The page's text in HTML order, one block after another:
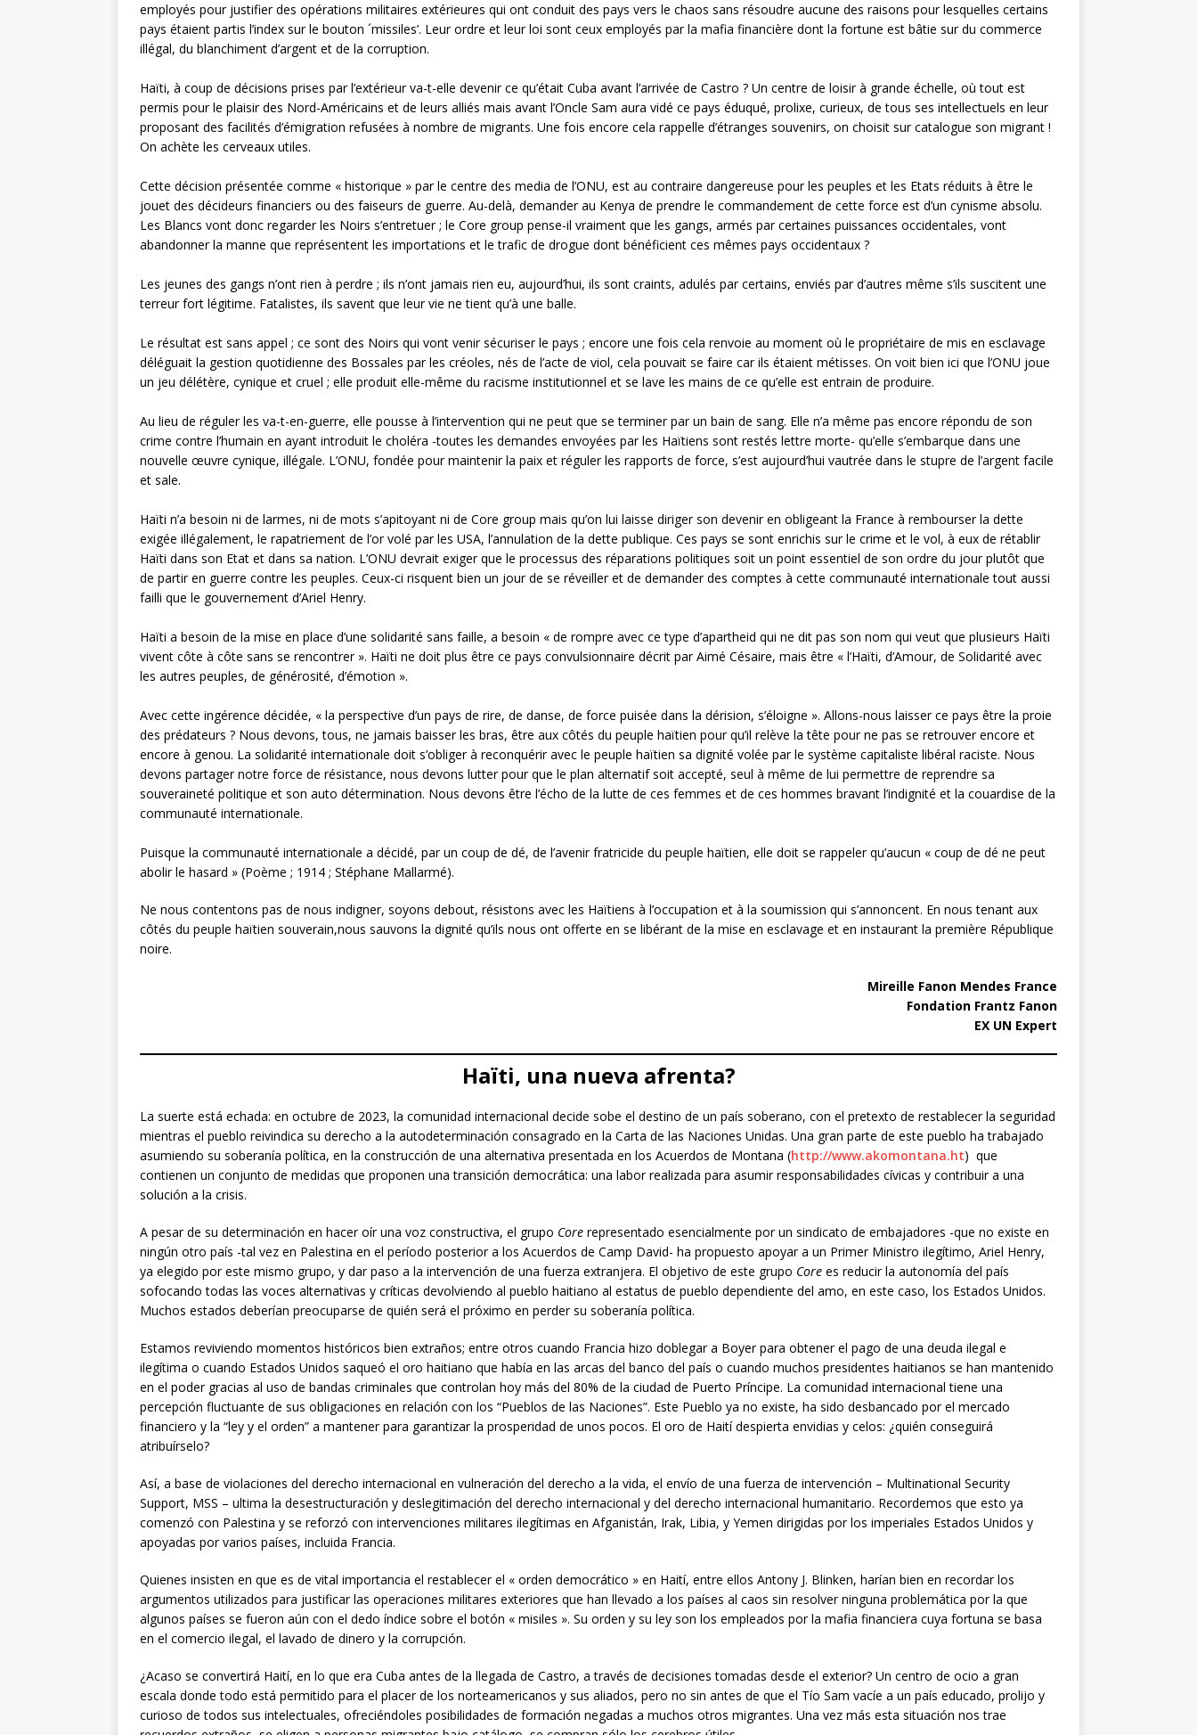
employés pour justifier des opérations militaires extérieures qui ont conduit des pays vers le chaos sans résoudre aucune des raisons pour lesquelles certains
pays étaient partis l’index sur le bouton ´missiles’. Leur ordre et leur loi sont ceux employés par la mafia financière dont la fortune est bâtie sur du commerce
illégal, du blanchiment d’argent et de la corruption.
Haïti, à coup de décisions prises par l’extérieur va-t-elle devenir ce qu’était Cuba avant l’arrivée de Castro ? Un centre de loisir à grande échelle, où tout est
permis pour le plaisir des Nord-Américains et de leurs alliés mais avant l’Oncle Sam aura vidé ce pays éduqué, prolixe, curieux, de tous ses intellectuels en leur
proposant des facilités d’émigration refusées à nombre de migrants. Une fois encore cela rappelle d’étranges souvenirs, on choisit sur catalogue son migrant !
On achète les cerveaux utiles.
Cette décision présentée comme « historique » par le centre des media de l’ONU, est au contraire dangereuse pour les peuples et les Etats réduits à être le
jouet des décideurs financiers ou des faiseurs de guerre. Au-delà, demander au Kenya de prendre le commandement de cette force est d’un cynisme absolu.
Les Blancs vont donc regarder les Noirs s’entretuer ; le Core group pense-il vraiment que les gangs, armés par certaines puissances occidentales, vont
abandonner la manne que représentent les importations et le trafic de drogue dont bénéficient ces mêmes pays occidentaux ?
Les jeunes des gangs n’ont rien à perdre ; ils n’ont jamais rien eu, aujourd’hui, ils sont craints, adulés par certains, enviés par d’autres même s’ils suscitent une
terreur fort légitime. Fatalistes, ils savent que leur vie ne tient qu’à une balle.
Le résultat est sans appel ; ce sont des Noirs qui vont venir sécuriser le pays ; encore une fois cela renvoie au moment où le propriétaire de mis en esclavage
déléguait la gestion quotidienne des Bossales par les créoles, nés de l’acte de viol, cela pouvait se faire car ils étaient métisses. On voit bien ici que l’ONU joue
un jeu délétère, cynique et cruel ; elle produit elle-même du racisme institutionnel et se lave les mains de ce qu’elle est entrain de produire.
Au lieu de réguler les va-t-en-guerre, elle pousse à l’intervention qui ne peut que se terminer par un bain de sang. Elle n’a même pas encore répondu de son
crime contre l’humain en ayant introduit le choléra -toutes les demandes envoyées par les Haïtiens sont restés lettre morte- qu’elle s’embarque dans une
nouvelle œuvre cynique, illégale. L’ONU, fondée pour maintenir la paix et réguler les rapports de force, s’est aujourd’hui vautrée dans le stupre de l’argent facile
et sale.
Haïti n’a besoin ni de larmes, ni de mots s’apitoyant ni de Core group mais qu’on lui laisse diriger son devenir en obligeant la France à rembourser la dette
exigée illégalement, le rapatriement de l’or volé par les USA, l’annulation de la dette publique. Ces pays se sont enrichis sur le crime et le vol, à eux de rétablir
Haïti dans son Etat et dans sa nation. L’ONU devrait exiger que le processus des réparations politiques soit un point essentiel de son ordre du jour plutôt que
de partir en guerre contre les peuples. Ceux-ci risquent bien un jour de se réveiller et de demander des comptes à cette communauté internationale tout aussi
failli que le gouvernement d’Ariel Henry.
Haïti a besoin de la mise en place d’une solidarité sans faille, a besoin « de rompre avec ce type d’apartheid qui ne dit pas son nom qui veut que plusieurs Haïti
vivent côte à côte sans se rencontrer ». Haïti ne doit plus être ce pays convulsionnaire décrit par Aimé Césaire, mais être « l’Haïti, d’Amour, de Solidarité avec
les autres peuples, de générosité, d’émotion ».
Avec cette ingérence décidée, « la perspective d’un pays de rire, de danse, de force puisée dans la dérision, s’éloigne ». Allons-nous laisser ce pays être la proie
des prédateurs ? Nous devons, tous, ne jamais baisser les bras, être aux côtés du peuple haïtien pour qu’il relève la tête pour ne pas se retrouver encore et
encore à genou. La solidarité internationale doit s’obliger à reconquérir avec le peuple haïtien sa dignité volée par le système capitaliste libéral raciste. Nous
devons partager notre force de résistance, nous devons lutter pour que le plan alternatif soit accepté, seul à même de lui permettre de reprendre sa
souveraineté politique et son auto détermination. Nous devons être l’écho de la lutte de ces femmes et de ces hommes bravant l’indignité et la couardise de la
communauté internationale.
Puisque la communauté internationale a décidé, par un coup de dé, de l’avenir fratricide du peuple haïtien, elle doit se rappeler qu’aucun « coup de dé ne peut
abolir le hasard » (Poème ; 1914 ; Stéphane Mallarmé).
Ne nous contentons pas de nous indigner, soyons debout, résistons avec les Haïtiens à l’occupation et à la soumission qui s’annoncent. En nous tenant aux
côtés du peuple haïtien souverain,nous sauvons la dignité qu’ils nous ont offerte en se libérant de la mise en esclavage et en instaurant la première République
noire.
Mireille Fanon Mendes France
Fondation Frantz Fanon
EX UN Expert
Haïti, una nueva afrenta?
La suerte está echada: en octubre de 2023, la comunidad internacional decide sobe el destino de un país soberano, con el pretexto de restablecer la seguridad
mientras el pueblo reivindica su derecho a la autodeterminación consagrado en la Carta de las Naciones Unidas. Una gran parte de este pueblo ha trabajado
asumiendo su soberanía política, en la construcción de una alternativa presentada en los Acuerdos de Montana (http://www.akomontana.ht) que
contienen un conjunto de medidas que proponen una transición democrática: una labor realizada para asumir responsabilidades cívicas y contribuir a una
solución a la crisis.
A pesar de su determinación en hacer oír una voz constructiva, el grupo Core representado esencialmente por un sindicato de embajadores -que no existe en
ningún otro país -tal vez en Palestina en el período posterior a los Acuerdos de Camp David- ha propuesto apoyar a un Primer Ministro ilegítimo, Ariel Henry,
ya elegido por este mismo grupo, y dar paso a la intervención de una fuerza extranjera. El objetivo de este grupo Core es reducir la autonomía del país
sofocando todas las voces alternativas y críticas devolviendo al pueblo haitiano al estatus de pueblo dependiente del amo, en este caso, los Estados Unidos.
Muchos estados deberían preocuparse de quién será el próximo en perder su soberanía política.
Estamos reviviendo momentos históricos bien extraños; entre otros cuando Francia hizo doblegar a Boyer para obtener el pago de una deuda ilegal e
ilegítima o cuando Estados Unidos saqueó el oro haitiano que había en las arcas del banco del país o cuando muchos presidentes haitianos se han mantenido
en el poder gracias al uso de bandas criminales que controlan hoy más del 80% de la ciudad de Puerto Príncipe. La comunidad internacional tiene una
percepción fluctuante de sus obligaciones en relación con los “Pueblos de las Naciones”. Este Pueblo ya no existe, ha sido desbancado por el mercado
financiero y la “ley y el orden” a mantener para garantizar la prosperidad de unos pocos. El oro de Haití despierta envidias y celos: ¿quién conseguirá
atribuírselo?
Así, a base de violaciones del derecho internacional en vulneración del derecho a la vida, el envío de una fuerza de intervención – Multinational Security
Support, MSS – ultima la desestructuración y deslegitimación del derecho internacional y del derecho internacional humanitario. Recordemos que esto ya
comenzó con Palestina y se reforzó con intervenciones militares ilegítimas en Afganistán, Irak, Libia, y Yemen dirigidas por los imperiales Estados Unidos y
apoyadas por varios países, incluida Francia.
Quienes insisten en que es de vital importancia el restablecer el « orden democrático » en Haití, entre ellos Antony J. Blinken, harían bien en recordar los
argumentos utilizados para justificar las operaciones militares exteriores que han llevado a los países al caos sin resolver ninguna problemática por la que
algunos países se fueron aún con el dedo índice sobre el botón « misiles ». Su orden y su ley son los empleados por la mafia financiera cuya fortuna se basa
en el comercio ilegal, el lavado de dinero y la corrupción.
¿Acaso se convertirá Haití, en lo que era Cuba antes de la llegada de Castro, a través de decisiones tomadas desde el exterior? Un centro de ocio a gran
escala donde todo está permitido para el placer de los norteamericanos y sus aliados, pero no sin antes de que el Tío Sam vacíe a un país educado, prolijo y
curioso de todos sus intelectuales, ofreciéndoles posibilidades de formación negadas a muchos otros migrantes. Una vez más esta situación nos trae